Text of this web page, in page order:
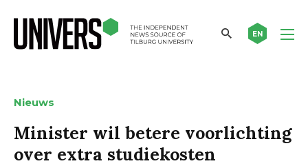
EN
Nieuws
Minister wil betere voorlichting
over extra studiekosten